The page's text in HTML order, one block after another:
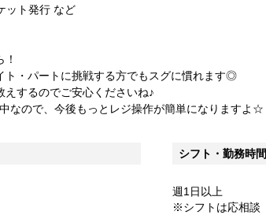
ット発行 など
ト・パートに挑戦する方でもスグに慣れます◎
するのでご安心くださいね♪
なので、今後もっとレジ操作が簡単になりますよ☆
シフト・勤務時間
週1日以上
※シフトは応相談